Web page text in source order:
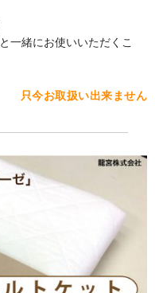
と一緒にお使いいただくこ
只今お取扱い出来ません